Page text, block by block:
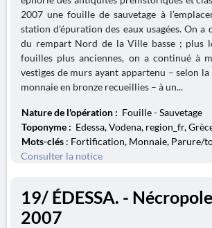
2007 une fouille de sauvetage à
station d’épuration des eaux usagées. On a
du rempart Nord de la Ville basse ; plus
fouilles plus anciennes, on a continué à
vestiges de murs ayant appartenu – selon
monnaie en bronze recueillies – à un...
Nature de l'opération : Fouille - Sauvetage
Toponyme : Edessa, Vodena, region_fr,
Mots-clés : Fortification, Monnaie, Parure/
Consulter la notice
19/ ÉDESSA. -
2007